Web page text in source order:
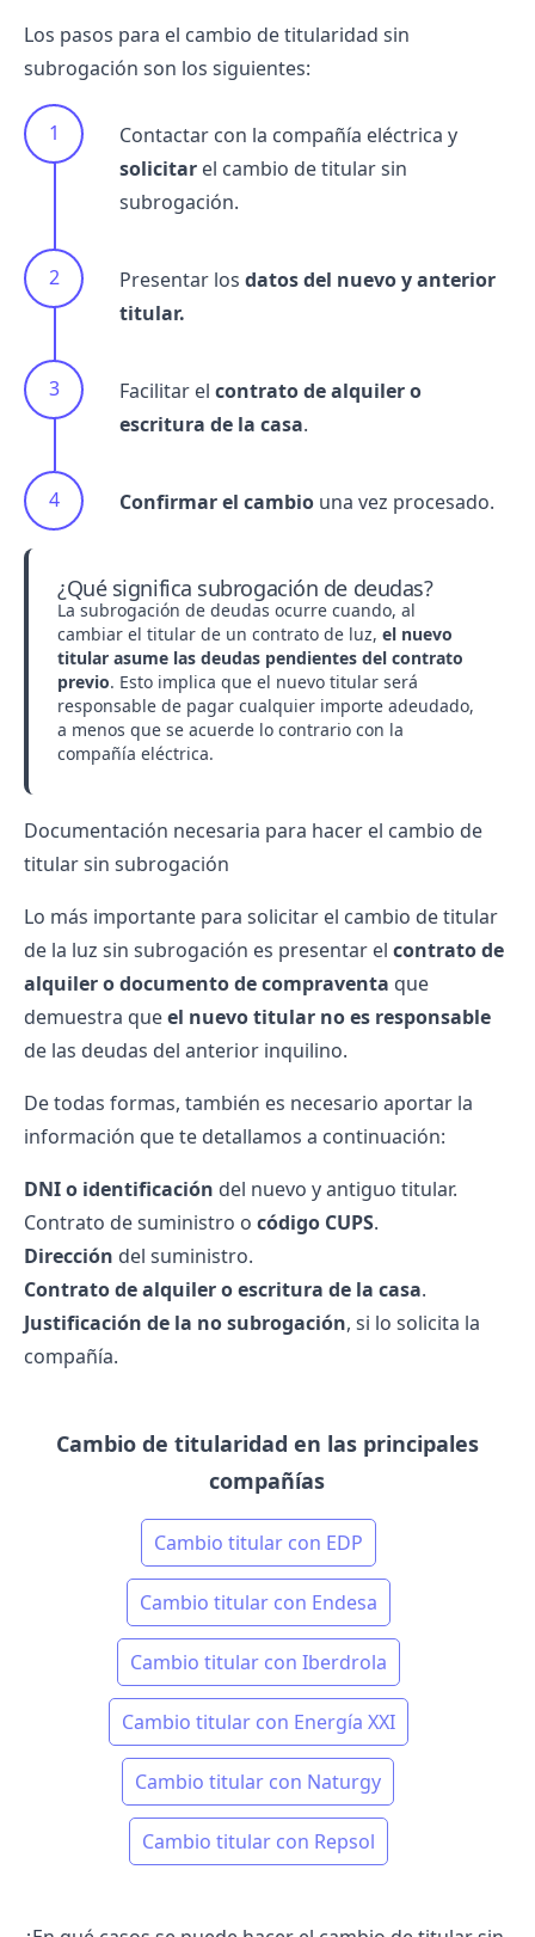
Los pasos para el cambio de titularidad sin
subrogación son los siguientes:
Contactar con la compañía eléctrica y
solicitar el cambio de titular sin
subrogación.
Presentar los datos del nuevo y anterior
titular.
Facilitar el contrato de alquiler o
escritura de la casa.
Confirmar el cambio una vez procesado.
¿Qué significa subrogación de deudas?
La subrogación de deudas ocurre cuando, al
cambiar el titular de un contrato de luz, el nuevo
titular asume las deudas pendientes del contrato
previo. Esto implica que el nuevo titular será
responsable de pagar cualquier importe adeudado,
a menos que se acuerde lo contrario con la
compañía eléctrica.
Documentación necesaria para hacer el cambio de
titular sin subrogación
Lo más importante para solicitar el cambio de titular
de la luz sin subrogación es presentar el contrato de
alquiler o documento de compraventa que
demuestra queel nuevo titular no es responsable
de las deudas del anterior inquilino.
De todas formas, también es necesario aportar la
información que te detallamos a continuación:
DNI o identificación del nuevo y antiguo titular.
Contrato de suministro o código CUPS.
Dirección del suministro.
Contrato de alquiler o escritura de la casa.
Justificación de la no subrogación, si lo solicita la
compañía.
Cambio de titularidad en las principales
compañías
Cambio titular con EDP
Cambio titular con Endesa
Cambio titular con Iberdrola
Cambio titular con Energía XXI
Cambio titular con Naturgy
Cambio titular con Repsol